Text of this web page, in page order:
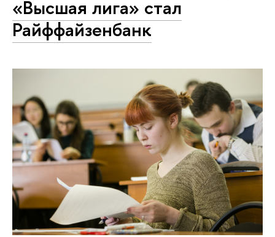
«Высшая лига» стал
Райффайзенбанк